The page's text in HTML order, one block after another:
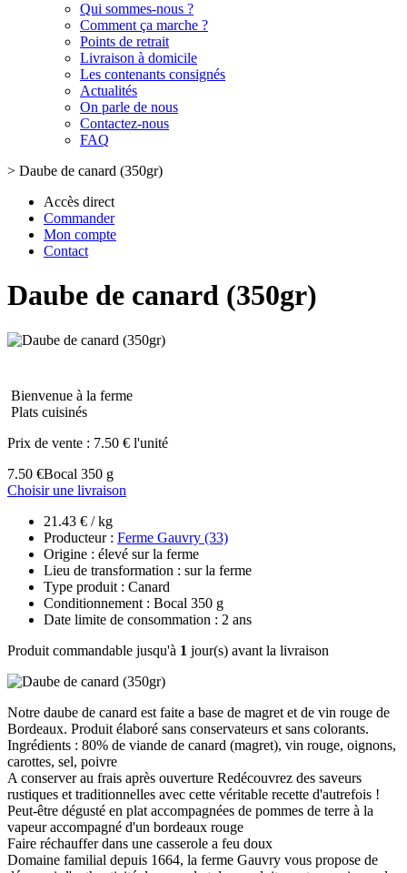
Qui sommes-nous ?
Comment ça marche ?
Points de retrait
Livraison à domicile
Les contenants consignés
Actualités
On parle de nous
Contactez-nous
FAQ
> Daube de canard (350gr)
Accès direct
Commander
Mon compte
Contact
Daube de canard (350gr)
Bienvenue à la ferme
Plats cuisinés
Prix de vente : 7.50 € l'unité
7.50 €Bocal 350 g
Choisir une livraison
21.43 € / kg
Producteur : Ferme Gauvry (33)
Origine : élevé sur la ferme
Lieu de transformation : sur la ferme
Type produit : Canard
Conditionnement : Bocal 350 g
Date limite de consommation : 2 ans
Produit commandable jusqu'à 1 jour(s) avant la livraison
Notre daube de canard est faite a base de magret et de vin rouge de
Bordeaux. Produit élaboré sans conservateurs et sans colorants.
Ingrédients : 80% de viande de canard (magret), vin rouge, oignons,
carottes, sel, poivre
A conserver au frais après ouverture Redécouvrez des saveurs
rustiques et traditionnelles avec cette véritable recette d'autrefois !
Peut-être dégusté en plat accompagnées de pommes de terre à la
vapeur accompagné d'un bordeaux rouge
Faire réchauffer dans une casserole a feu doux
Domaine familial depuis 1664, la ferme Gauvry vous propose de